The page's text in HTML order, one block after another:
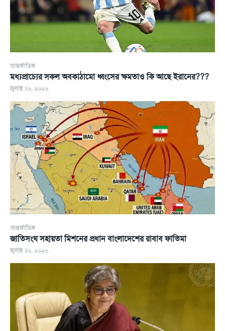
আন্তর্জাতিক
মধ্যপ্রাচ্যের সকল অবকাঠামো ধ্বংসের ক্ষমতাও কি আছে ইরানের???
জুলাই ১৬, ২০২৬
আন্তর্জাতিক
জাতিসংঘ সহায়তা মিশনের প্রধান বাংলাদেশের রাবাব ফাতিমা
জুলাই ১৬, ২০২৬